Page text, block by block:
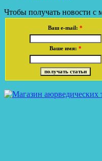
Чтобы получать новости с
Ваш e-mail: *
Ваше имя: *